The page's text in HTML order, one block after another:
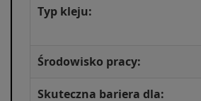
Typ kleju:
Środowisko pracy:
Skuteczna bariera dla: